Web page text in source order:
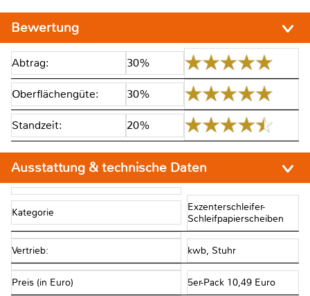
Bewertung
Abtrag: 30%
Oberflächengüte: 30%
Standzeit: 20%
Ausstattung & technische Daten
Kategorie
Exzenterschleifer-
Schleifpapierscheiben
Vertrieb: kwb, Stuhr
Preis (in Euro) 5er-Pack 10,49 Euro